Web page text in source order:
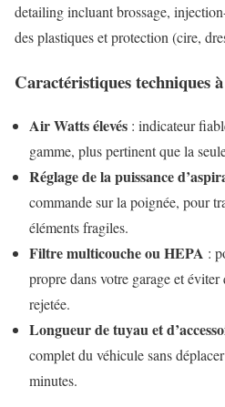
detailing incluant brossage,
des plastiques et protection (cire,
Caractéristiques techniques
Air Watts élevés : indicateur
gamme, plus pertinent que la
Réglage de la puissance
commande sur la poignée, pour
éléments fragiles.
Filtre multicouche ou HEPA :
propre dans votre garage et
rejetée.
Longueur de tuyau et
complet du véhicule sans
minutes.